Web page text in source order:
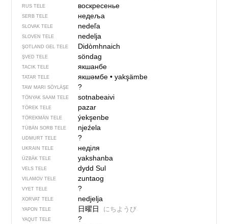
RUS TELE воскресенье
SERB TELE недеља
SLOVAK TELE nedeľa
SLOVEN TELE nedelja
ŞOTLAND GEL TELE Didòmhnaich
ŞVED TELE söndag
TACIK TELE якшанбе
TATAR TELE якшәмбе• yakşämbe
TAW MARI SÖYLÄŞE ?
TÖNYAK SAAM TELE sotnabeaivi
TÖREK TELE pazar
TÖREKMÄN TELE ýekşenbe
TÜBÄN SORB TELE njeźela
UDMURT TELE ?
UKRAIN TELE неділя
ÜZBÄK TELE yakshanba
VELS TELE dydd Sul
VILAMOV TELE zuntaog
VYET TELE ?
XORVAT TELE nedjelja
YAPON TELE 日曜日 にちようび
YAQUT TELE ?